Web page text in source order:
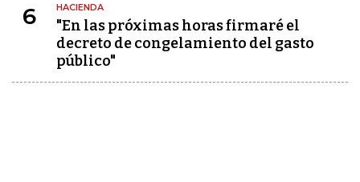
6 HACIENDA
"En las próximas horas firmaré el
decreto de congelamiento del gasto
público"